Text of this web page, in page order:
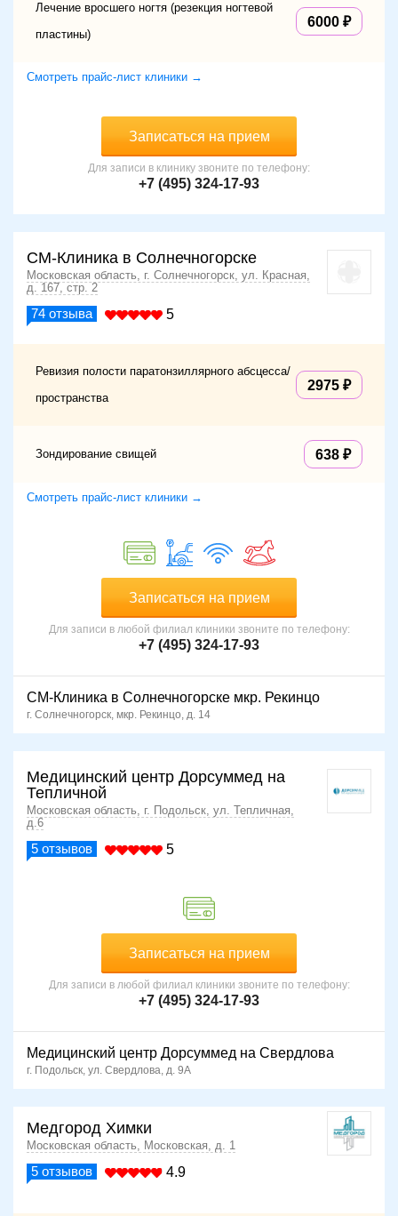
Лечение вросшего ногтя (резекция ногтевой
пластины)
6000
Смотреть прайс-лист клиники →
Записаться на прием
Для записи в клинику звоните по телефону:
+7 (495) 324-17-93
СМ-Клиника в Солнечногорске
Московская область, г. Солнечногорск, ул. Красная,
д. 167, стр. 2
74 отзыва 5
Ревизия полости паратонзиллярного абсцесса/
пространства
2975
Зондирование свищей 638
Смотреть прайс-лист клиники →
Записаться на прием
Для записи в любой филиал клиники звоните по телефону:
+7 (495) 324-17-93
СМ-Клиника в Солнечногорске мкр. Рекинцо
г. Солнечногорск, мкр. Рекинцо, д. 14
Медицинский центр Дорсуммед на
Тепличной
Московская область, г. Подольск, ул. Тепличная,
д.6
5 отзывов 5
Записаться на прием
Для записи в любой филиал клиники звоните по телефону:
+7 (495) 324-17-93
Медицинский центр Дорсуммед на Свердлова
г. Подольск, ул. Свердлова, д. 9А
Медгород Химки
Московская область, Московская, д. 1
5 отзывов 4.9